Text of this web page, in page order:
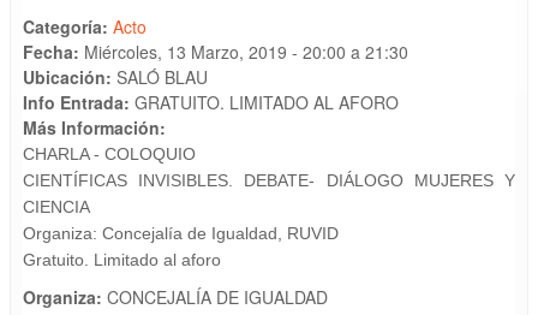
Categoría: Acto
Fecha: Miércoles, 13 Marzo, 2019 - 20:00 a 21:30
Ubicación: SALÓ BLAU
Info Entrada: GRATUITO. LIMITADO AL AFORO
Más Información:
CHARLA - COLOQUIO
CIENTÍFICAS INVISIBLES. DEBATE- DIÁLOGO MUJERES Y
CIENCIA
Organiza: Concejalía de Igualdad, RUVID
Gratuito. Limitado al aforo
Organiza: CONCEJALÍA DE IGUALDAD